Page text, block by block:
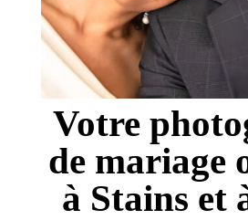
Votre
de mariage
à Stains et